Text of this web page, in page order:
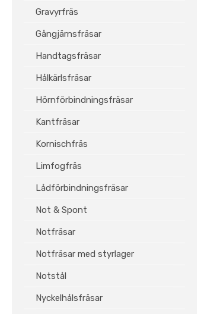
Gravyrfräs
Gångjärnsfräsar
Handtagsfräsar
Hålkärlsfräsar
Hörnförbindningsfräsar
Kantfräsar
Kornischfräs
Limfogfräs
Lådförbindningsfräsar
Not & Spont
Notfräsar
Notfräsar med styrlager
Notstål
Nyckelhålsfräsar